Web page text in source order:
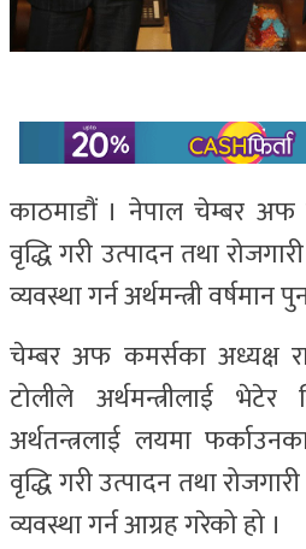
काठमाडौं । नेपाल चेम्बर
वृद्धि गरी उत्पादन तथा
व्यवस्था गर्न अर्थमन्त्री
चेम्बर अफ कमर्सका अध्यक्ष
टोलीले अर्थमन्त्रीलाई भेटेर
अर्थतन्त्रलाई लयमा
वृद्धि गरी उत्पादन तथा
व्यवस्था गर्न आग्रह गरेको हो ।